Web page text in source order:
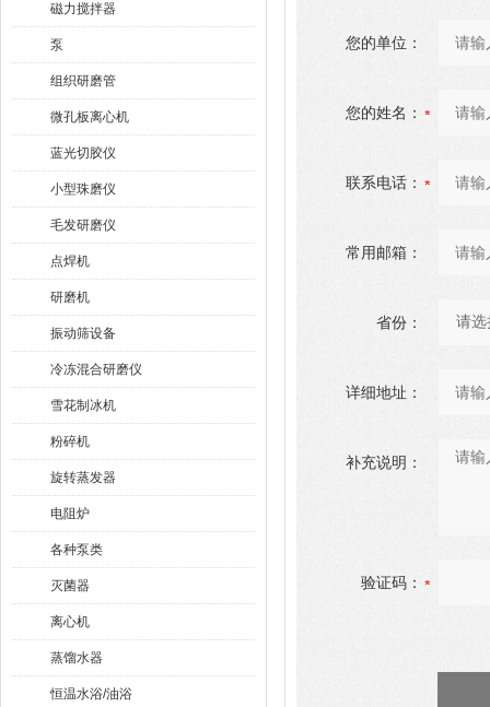
磁力搅拌器
泵
组织研磨管
微孔板离心机
蓝光切胶仪
小型珠磨仪
毛发研磨仪
点焊机
研磨机
振动筛设备
冷冻混合研磨仪
雪花制冰机
粉碎机
旋转蒸发器
电阻炉
各种泵类
灭菌器
离心机
蒸馏水器
恒温水浴/油浴
您的单位：
您的姓名：
联系电话：
常用邮箱：
省份：
详细地址：
补充说明：
验证码：